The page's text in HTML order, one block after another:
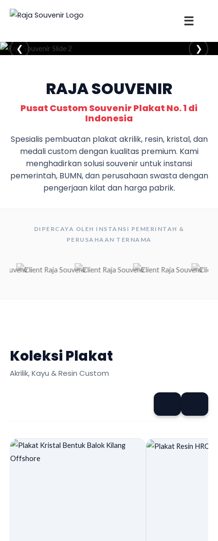
☰
❮ ❯
RAJA SOUVENIR
Pusat Custom Souvenir Plakat No. 1 di
Indonesia
Spesialis pembuatan plakat akrilik, resin, kristal, dan
medali custom dengan kualitas premium. Kami
menghadirkan solusi souvenir untuk instansi
pemerintah, BUMN, dan perusahaan swasta dengan
pengerjaan kilat dan harga pabrik.
DIPERCAYA OLEH INSTANSI PEMERINTAH &
PERUSAHAAN TERNAMA
Koleksi Plakat
Akrilik, Kayu & Resin Custom